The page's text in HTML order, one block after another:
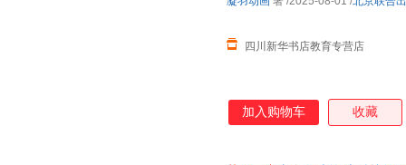
四川新华书店教育专营店
加入购物车 收藏